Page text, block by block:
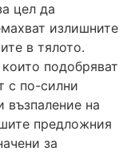
цел да
излишните
в тялото.
подобряват
с по-силни
на
предложния
за